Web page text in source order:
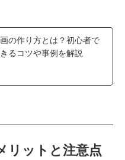
の作り方とは？初心者で
るコツや事例を解説
リットと注意点